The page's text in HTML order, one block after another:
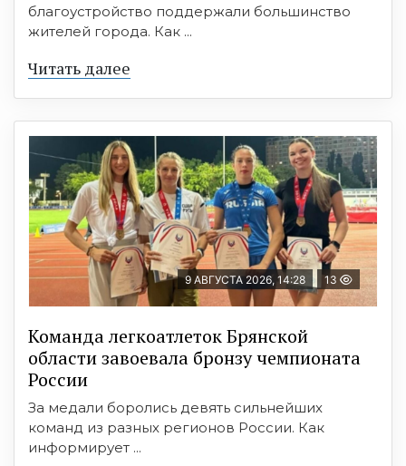
благоустройство поддержали большинство
жителей города. Как ...
Читать далее
9 АВГУСТА 2026, 14:28 13
Команда легкоатлеток Брянской
области завоевала бронзу чемпионата
России
За медали боролись девять сильнейших
команд из разных регионов России. Как
информирует ...